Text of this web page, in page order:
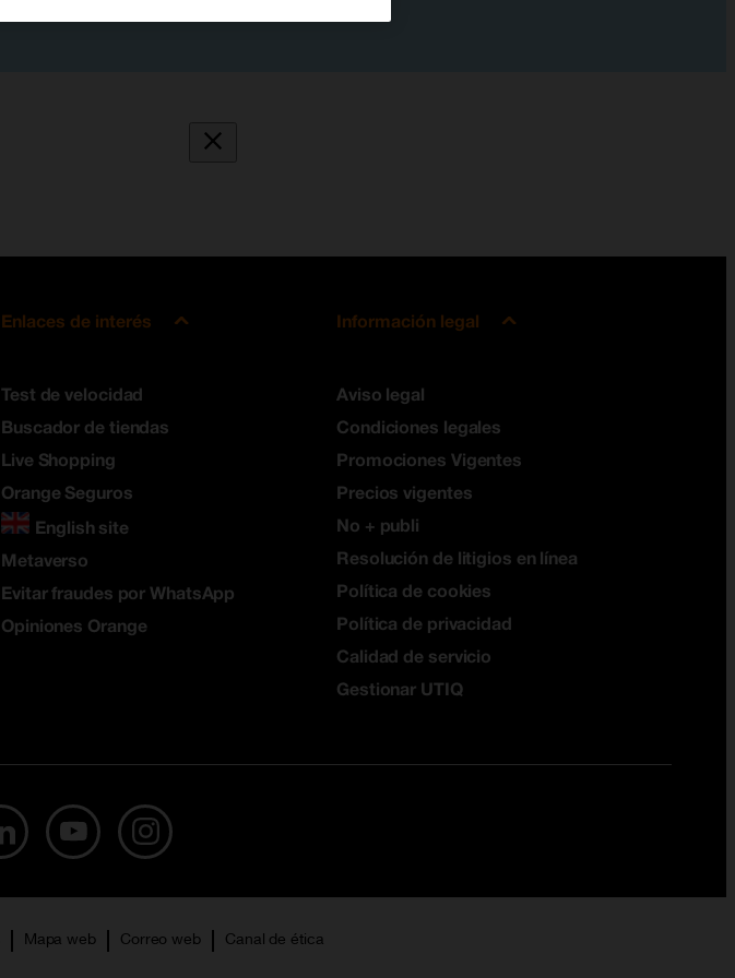
Enlaces de interés
Test de velocidad
Buscador de tiendas
Live Shopping
Orange Seguros
English site
Metaverso
Evitar fraudes por WhatsApp
Opiniones Orange
Información legal
Aviso legal
Condiciones legales
Promociones Vigentes
Precios vigentes
No + publi
Resolución de litigios en línea
Política de cookies
Política de privacidad
Calidad de servicio
Gestionar UTIQ
Mapa web Correo web Canal de ética